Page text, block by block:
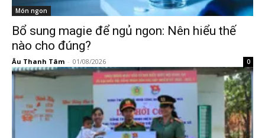
Món ngon
Bổ sung magie để ngủ ngon: Nên hiểu thế
nào cho đúng?
Âu Thanh Tâm - 01/08/2026 0